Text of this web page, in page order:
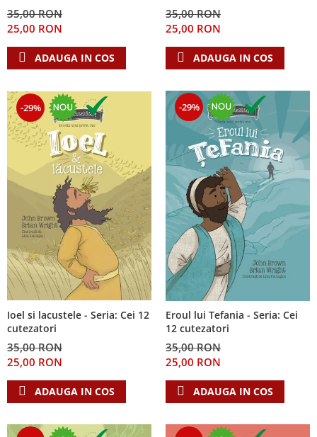
Dezvoltare personala
Mediu
35,00 RON
25,00 RON
ADAUGA IN COS
35,00 RON
25,00 RON
ADAUGA IN COS
-29%
Ioel si lacustele - Seria: Cei 12
cutezatori
35,00 RON
25,00 RON
ADAUGA IN COS
-29%
Eroul lui Tefania - Seria: Cei
12 cutezatori
35,00 RON
25,00 RON
ADAUGA IN COS